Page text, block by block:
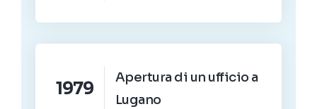
1979
Apertura di un ufficio a
Lugano